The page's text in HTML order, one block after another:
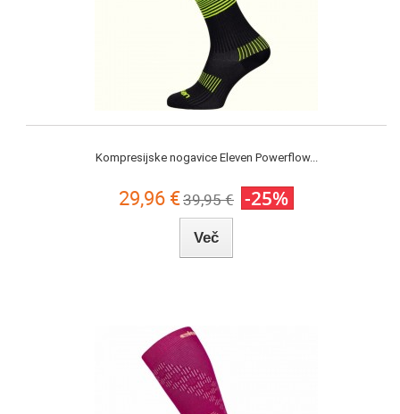
Kompresijske nogavice Eleven Powerflow...
29,96 €39,95 € -25%
Več